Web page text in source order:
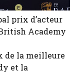
prix d’acteur
Academy
de la meilleure
et la